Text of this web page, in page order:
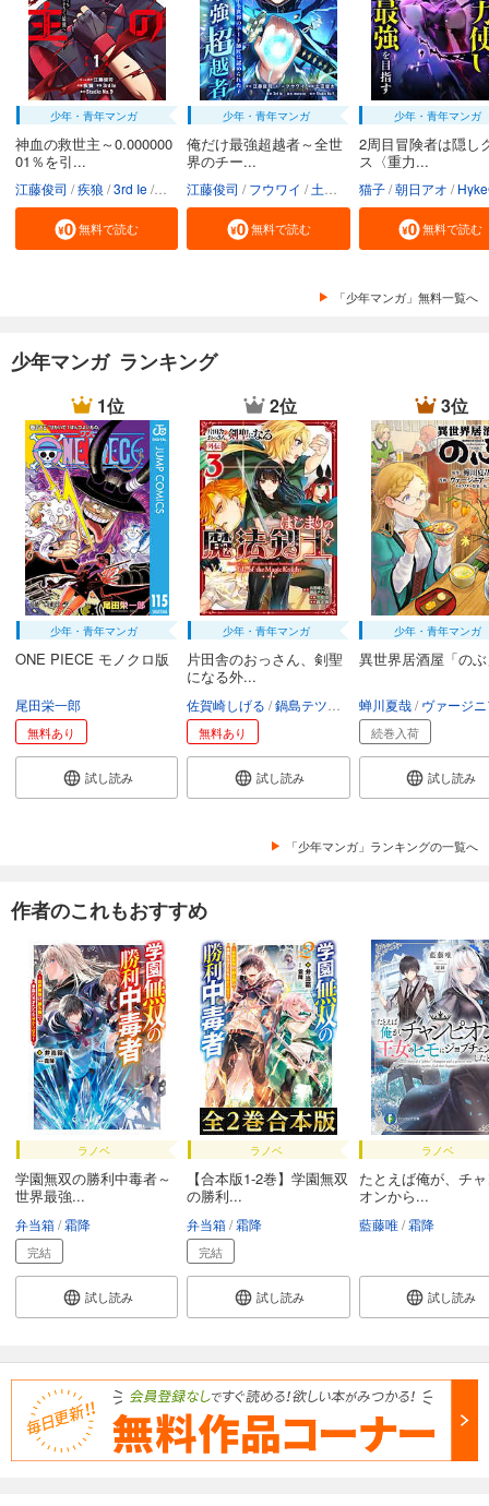
少年・青年マンガ
神血の救世主～0.000000
01％を引...
江藤俊司 疾狼 3rd Ie Studio No.9
無料で読む
少年・青年マンガ
俺だけ最強超越者～全世
界のチー...
江藤俊司 フウワイ 土田健太 3rd Ie maruco
無料で読む
少年・青年マンガ
2周目冒険者は隠し
ス〈重力...
猫子 朝日アオ
無料で読む
「少年マンガ」無料一覧へ
少年マンガ ランキング
1位
少年・青年マンガ
ONE PIECE モノクロ版
尾田栄一郎
無料あり
試し読み
2位
少年・青年マンガ
片田舎のおっさん、剣聖
になる外...
佐賀崎しげる 鍋島テツヒロ 空路恵 渡辺樹
無料あり
試し読み
3位
少年・青年マンガ
異世界居酒屋「の
蝉川夏哉 ヴァージニア二
続巻入荷
試し読み
「少年マンガ」ランキングの一覧へ
作者のこれもおすすめ
ラノベ
学園無双の勝利中毒者～
世界最強...
弁当箱 霜降
完結
試し読み
ラノベ
【合本版1-2巻】学園無双
の勝利...
弁当箱 霜降
完結
試し読み
ラノベ
たとえば俺が、チ
オンから...
藍藤唯 霜降
試し読み